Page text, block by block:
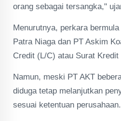
orang sebagai tersangka,"
Menurutnya, perkara
Patra Niaga dan PT Askim
Credit (L/C) atau Surat
Namun, meski PT AKT
diduga tetap melanjutkan
sesuai ketentuan perusahaan.